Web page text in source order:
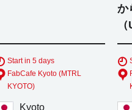
Start in 5 days
FabCafe Kyoto (MTRL
KYOTO)
Kyoto
か